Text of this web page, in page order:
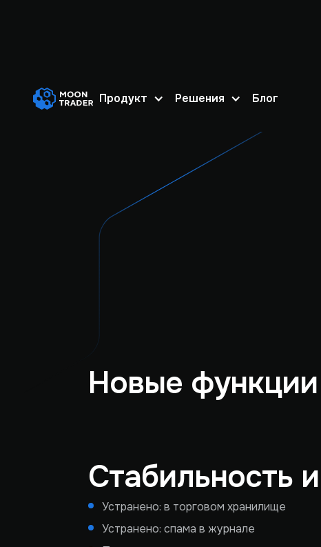
Продукт Решения Блог
Новые
Стабильность
Устранено: в торговом хранилище
Устранено: спама в журнале